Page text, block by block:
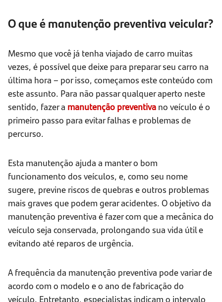
O que é manutenção preventiva veicular?
Mesmo que você já tenha viajado de carro muitas
vezes, é possível que deixe para preparar seu carro na
última hora – por isso, começamos este conteúdo com
este assunto. Para não passar qualquer aperto neste
sentido, fazer a manutenção preventiva no veículo é o
primeiro passo para evitar falhas e problemas de
percurso.
Esta manutenção ajuda a manter o bom
funcionamento dos veículos, e, como seu nome
sugere, previne riscos de quebras e outros problemas
mais graves que podem gerar acidentes. O objetivo da
manutenção preventiva é fazer com que a mecânica do
veículo seja conservada, prolongando sua vida útil e
evitando até reparos de urgência.
A frequência da manutenção preventiva pode variar de
acordo com o modelo e o ano de fabricação do
veículo. Entretanto, especialistas indicam o intervalo